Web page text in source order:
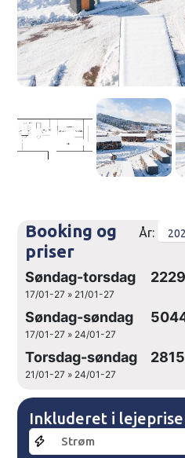
Booking og
priser
År:
Søndag-torsdag
17/01-27 » 21/01-27
Søndag-søndag
17/01-27 » 24/01-27
Torsdag-søndag
21/01-27 » 24/01-27
Inkluderet i
Strøm